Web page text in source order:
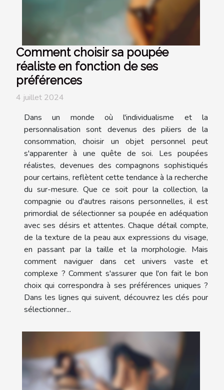
Comment choisir sa poupée
réaliste en fonction de ses
préférences
4 juillet 2024
Dans un monde où l'individualisme et la
personnalisation sont devenus des piliers de la
consommation, choisir un objet personnel peut
s'apparenter à une quête de soi. Les poupées
réalistes, devenues des compagnons sophistiqués
pour certains, reflètent cette tendance à la recherche
du sur-mesure. Que ce soit pour la collection, la
compagnie ou d'autres raisons personnelles, il est
primordial de sélectionner sa poupée en adéquation
avec ses désirs et attentes. Chaque détail compte,
de la texture de la peau aux expressions du visage,
en passant par la taille et la morphologie. Mais
comment naviguer dans cet univers vaste et
complexe ? Comment s'assurer que l'on fait le bon
choix qui correspondra à ses préférences uniques ?
Dans les lignes qui suivent, découvrez les clés pour
sélectionner...